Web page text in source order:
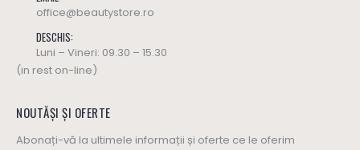
office@beautystore.ro
DESCHIS:
Luni – Vineri: 09.30 – 15.30
(in rest on-line)
NOUTĂȘI ȘI OFERTE
Abonați-vă la ultimele informații și oferte ce le oferim